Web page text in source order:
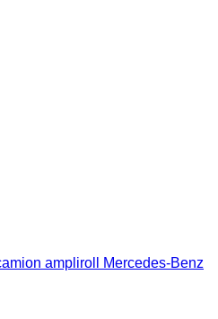
ampliroll Mercedes-Benz